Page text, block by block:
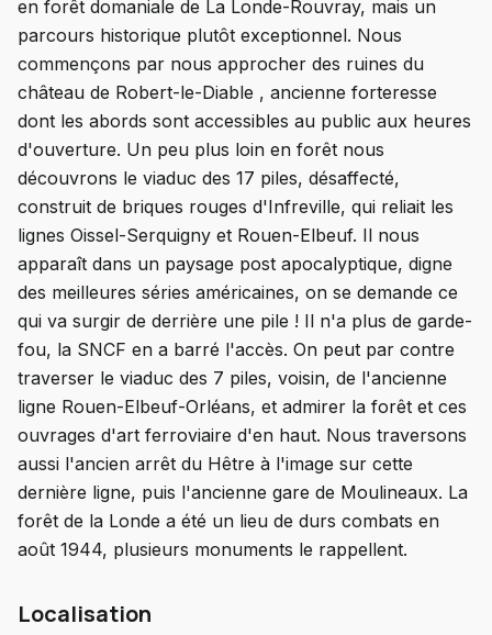
en forêt domaniale de La Londe-Rouvray, mais un
parcours historique plutôt exceptionnel. Nous
commençons par nous approcher des ruines du
château de Robert-le-Diable , ancienne forteresse
dont les abords sont accessibles au public aux heures
d'ouverture. Un peu plus loin en forêt nous
découvrons le viaduc des 17 piles, désaffecté,
construit de briques rouges d'Infreville, qui reliait les
lignes Oissel-Serquigny et Rouen-Elbeuf. Il nous
apparaît dans un paysage post apocalyptique, digne
des meilleures séries américaines, on se demande ce
qui va surgir de derrière une pile ! Il n'a plus de garde-
fou, la SNCF en a barré l'accès. On peut par contre
traverser le viaduc des 7 piles, voisin, de l'ancienne
ligne Rouen-Elbeuf-Orléans, et admirer la forêt et ces
ouvrages d'art ferroviaire d'en haut. Nous traversons
aussi l'ancien arrêt du Hêtre à l'image sur cette
dernière ligne, puis l'ancienne gare de Moulineaux. La
forêt de la Londe a été un lieu de durs combats en
août 1944, plusieurs monuments le rappellent.
Localisation